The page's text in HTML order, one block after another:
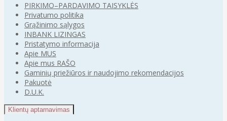
PIRKIMO–PARDAVIMO TAISYKLĖS
Privatumo politika
Grąžinimo sąlygos
INBANK LIZINGAS
Pristatymo informacija
Apie MUS
Apie mus RAŠO
Gaminių priežiūros ir naudojimo rekomendacijos
Pakuotė
D.U.K.
Klientų aptarnavimas